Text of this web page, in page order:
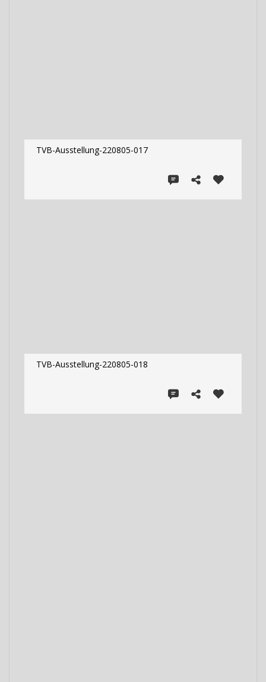
TVB-Ausstellung-220805-017
TVB-Ausstellung-220805-018